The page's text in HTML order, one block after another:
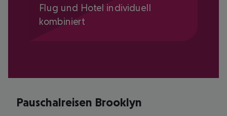
Flug und Hotel individuell
kombiniert
Pauschalreisen Brooklyn